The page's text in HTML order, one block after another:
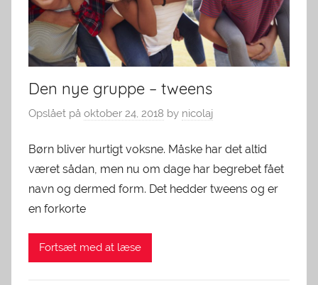
Den nye gruppe – tweens
Opslået på oktober 24, 2018 by nicolaj
Børn bliver hurtigt voksne. Måske har det altid
været sådan, men nu om dage har begrebet fået
navn og dermed form. Det hedder tweens og er
en forkorte
Fortsæt med at læse